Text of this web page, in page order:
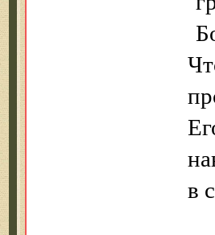
Бояться
против —
Его
навек
в